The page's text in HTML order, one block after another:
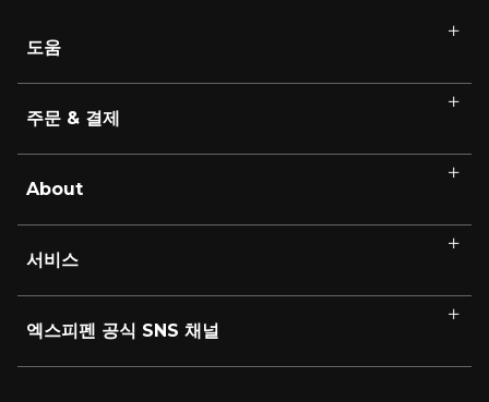
도움
주문 & 결제
About
서비스
엑스피펜 공식 SNS 채널